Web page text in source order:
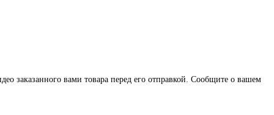
заказанного вами товара перед его отправкой. Сообщите о вашем